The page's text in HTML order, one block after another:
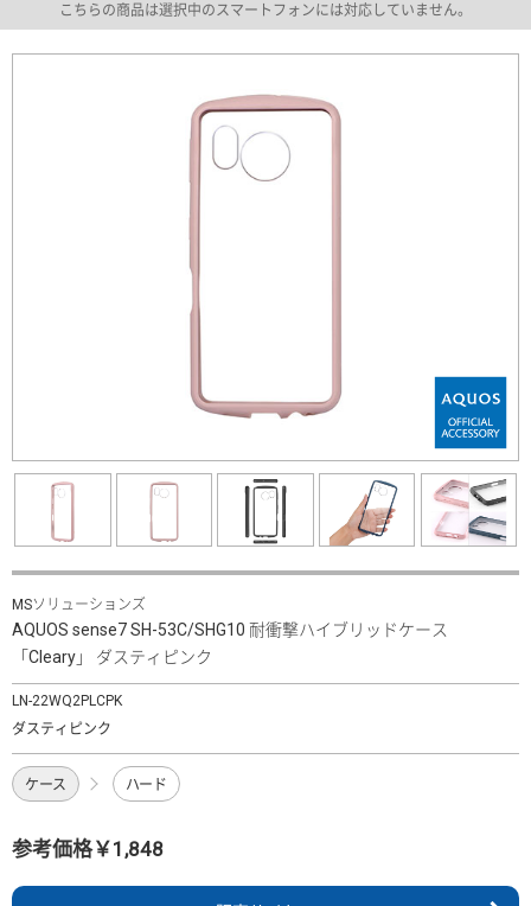
こちらの商品は選択中のスマートフォンには対応していません。
MSソリューションズ
AQUOS sense7 SH-53C/SHG10 耐衝撃ハイブリッドケース
「Cleary」 ダスティピンク
LN-22WQ2PLCPK
ダスティピンク
ケース ハード
参考価格￥1,848